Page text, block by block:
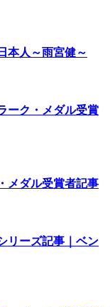
本人～雨宮健～
ーク・メダル受賞
メダル受賞者記事
リーズ記事｜ベン